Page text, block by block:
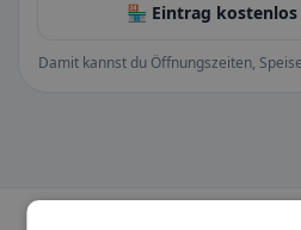
🏪 Eintrag
Damit kannst du Öffnungszeiten,